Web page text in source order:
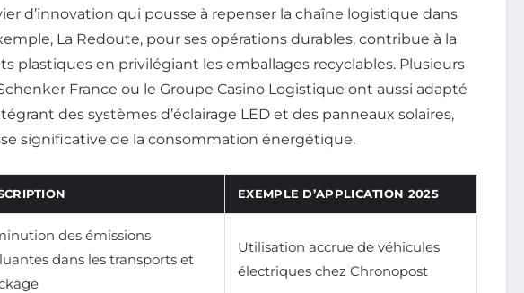
d’innovation qui pousse à repenser la chaîne logistique dans
La Redoute, pour ses opérations durables, contribue à la
plastiques en privilégiant les emballages recyclables. Plusieurs
France ou le Groupe Casino Logistique ont aussi adapté
des systèmes d’éclairage LED et des panneaux solaires,
significative de la consommation énergétique.
EXEMPLE D’APPLICATION 2025
des émissions
dans les transports et
Utilisation accrue de véhicules
électriques chez Chronopost